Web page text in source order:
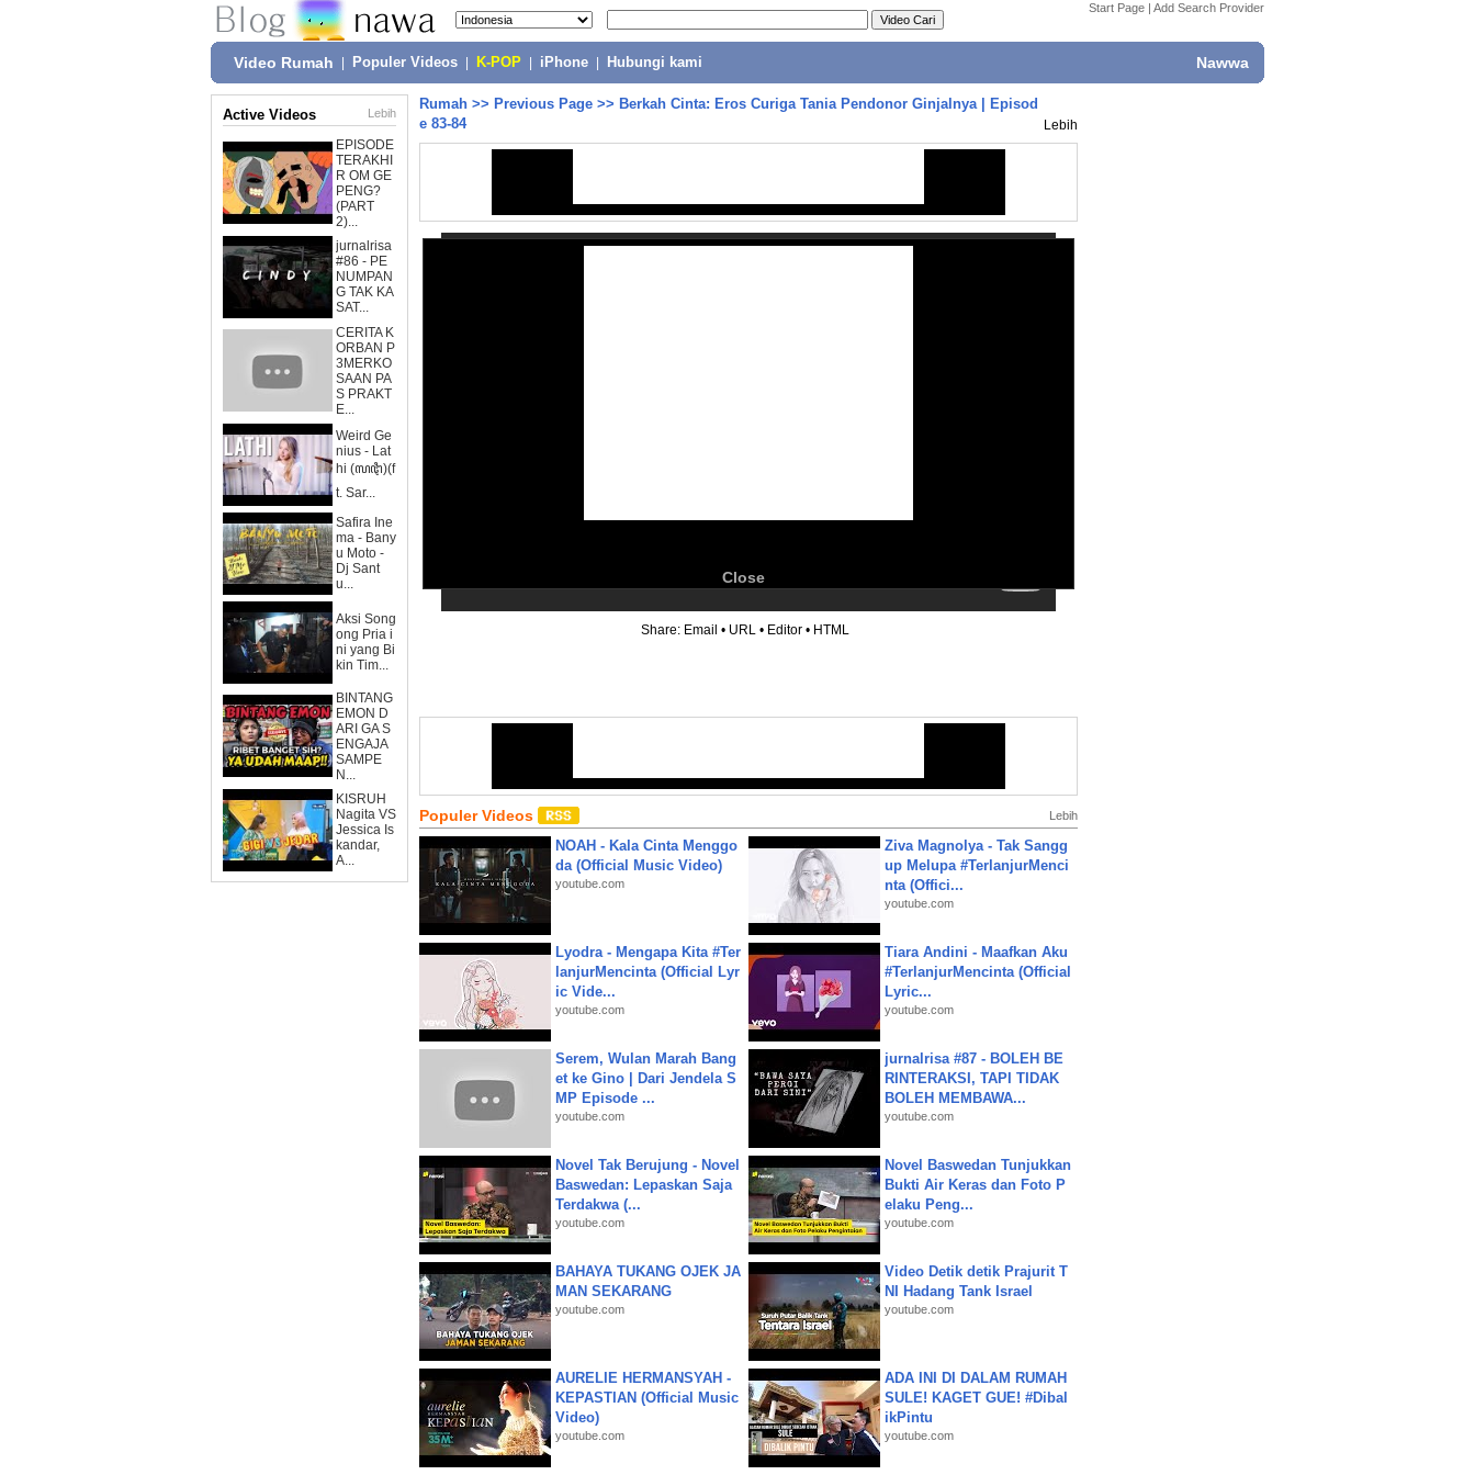
Start Page | Add Search Provider
Video Rumah Populer Videos K-POP iPhone Hubungi kami Nawwa
Active Videos Lebih
EPISODE
TERAKHI
R OM GE
PENG?
(PART
2)...
jurnalrisa
#86 - PE
NUMPAN
G TAK KA
SAT...
CERITA K
ORBAN P
3MERKO
SAAN PA
S PRAKT
E...
Weird Ge
nius - Lat
hi (ꦭꦛꦶ)(f
t. Sar...
Safira Ine
ma - Bany
u Moto -
Dj Sant
u...
Aksi Song
ong Pria i
ni yang Bi
kin Tim...
BINTANG
EMON D
ARI GA S
ENGAJA
SAMPE
N...
KISRUH
Nagita VS
Jessica Is
kandar,
A...
Rumah >> Previous Page >> Berkah Cinta: Eros Curiga Tania Pendonor Ginjalnya | Episod
e 83-84
Lebih
Close
Share: Email • URL • Editor • HTML
Populer Videos Lebih
NOAH - Kala Cinta Menggo
da (Official Music Video)
youtube.com
Ziva Magnolya - Tak Sangg
up Melupa #TerlanjurMenci
nta (Offici...
youtube.com
Lyodra - Mengapa Kita #Ter
lanjurMencinta (Official Lyr
ic Vide...
youtube.com
Tiara Andini - Maafkan Aku
#TerlanjurMencinta (Official
Lyric...
youtube.com
Serem, Wulan Marah Bang
et ke Gino | Dari Jendela S
MP Episode ...
youtube.com
jurnalrisa #87 - BOLEH BE
RINTERAKSI, TAPI TIDAK
BOLEH MEMBAWA...
youtube.com
Novel Tak Berujung - Novel
Baswedan: Lepaskan Saja
Terdakwa (...
youtube.com
Novel Baswedan Tunjukkan
Bukti Air Keras dan Foto P
elaku Peng...
youtube.com
BAHAYA TUKANG OJEK JA
MAN SEKARANG
youtube.com
Video Detik detik Prajurit T
NI Hadang Tank Israel
youtube.com
AURELIE HERMANSYAH -
KEPASTIAN (Official Music
Video)
youtube.com
ADA INI DI DALAM RUMAH
SULE! KAGET GUE! #Dibal
ikPintu
youtube.com